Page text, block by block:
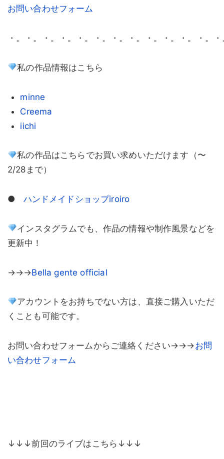
お問い合わせフォーム
・。・。・。・。・。・。・。・。・。・。・。・。
私の作品情報はこちら
minne
Creema
iichi
私の作品はこちらでお買い求めいただけます（〜
2/28まで）
● ハンドメイドショップiroiro
インスタグラムでも、作品の情報や制作風景などを
更新中！
→→→Bella gente official
アカウントをお持ちでない方は、直接ご購入いただ
くことも可能です。
お問い合わせフォームからご連絡ください→→→お問
い合わせフォーム
↓↓↓前回のライブはこちら↓↓↓